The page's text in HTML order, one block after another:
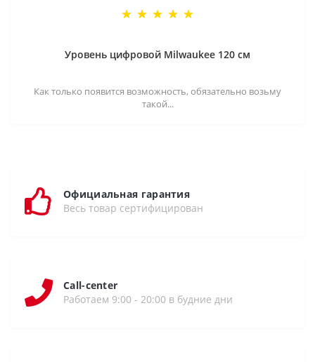
Уровень цифровой Milwaukee 120 см
Как только появится возможность, обязательно возьму
такой...
Официальная гарантия
Весь товар сертифицирован
Call-center
Работаем 9:00 - 20:00 в будние дни